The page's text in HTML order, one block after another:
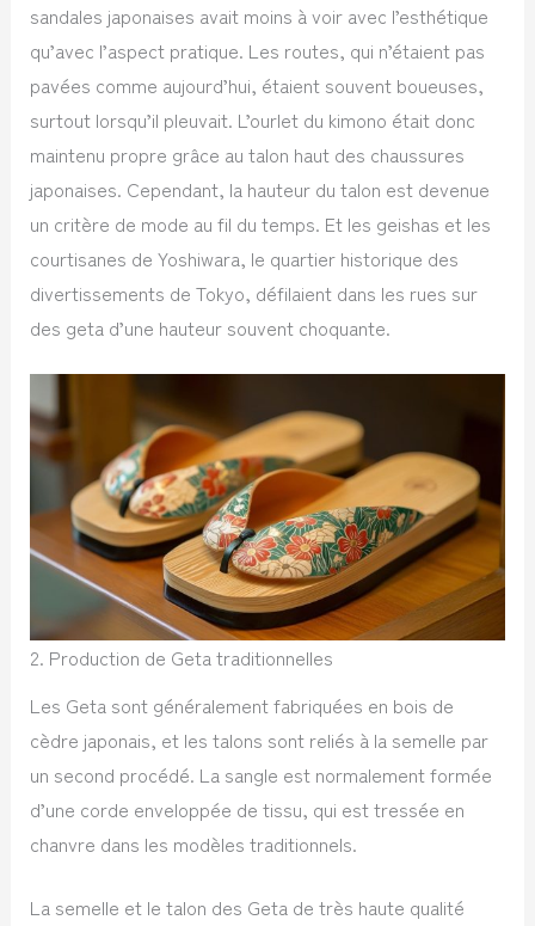
sandales japonaises avait moins à voir avec l’esthétique
qu’avec l’aspect pratique. Les routes, qui n’étaient pas
pavées comme aujourd’hui, étaient souvent boueuses,
surtout lorsqu’il pleuvait. L’ourlet du kimono était donc
maintenu propre grâce au talon haut des chaussures
japonaises. Cependant, la hauteur du talon est devenue
un critère de mode au fil du temps. Et les geishas et les
courtisanes de Yoshiwara, le quartier historique des
divertissements de Tokyo, défilaient dans les rues sur
des geta d’une hauteur souvent choquante.
2. Production de Geta traditionnelles
Les Geta sont généralement fabriquées en bois de
cèdre japonais, et les talons sont reliés à la semelle par
un second procédé. La sangle est normalement formée
d’une corde enveloppée de tissu, qui est tressée en
chanvre dans les modèles traditionnels.
La semelle et le talon des Geta de très haute qualité